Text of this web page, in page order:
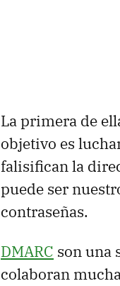
La primera de
objetivo es
falisifican la
puede ser
contraseñas.
DMARC son una
colaboran